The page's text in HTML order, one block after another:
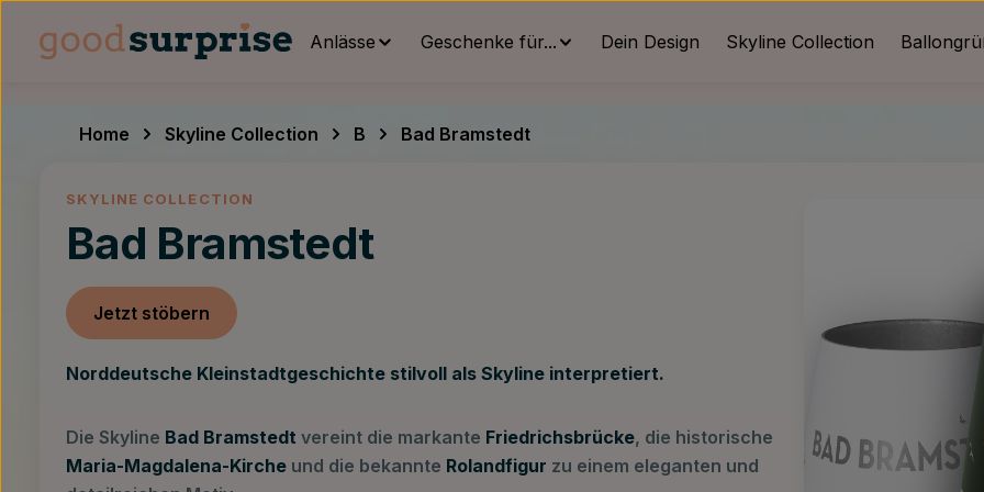
Hauptinhalt springen
Zur Hauptnavigation springen
Anlässe Geschenke für... Dein Design Skyline Collection
Home Skyline Collection B Bad Bramstedt
SKYLINE COLLECTION
Bad Bramstedt
Jetzt stöbern
Norddeutsche Kleinstadtgeschichte stilvoll als Skyline interpretiert.
Die Skyline Bad Bramstedt vereint die markante Friedrichsbrücke, die historische
Maria-Magdalena-Kirche und die bekannte Rolandfigur zu einem eleganten und